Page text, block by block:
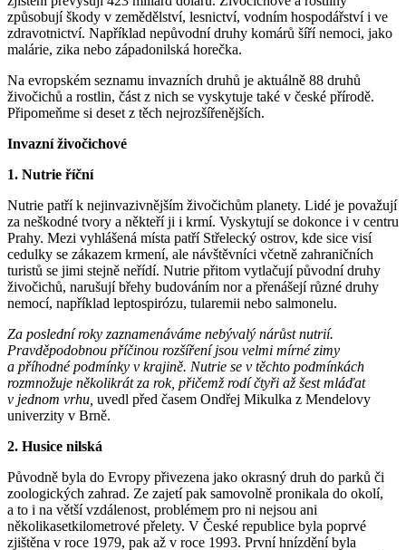
způsobují škody v zemědělství, lesnictví, vodním hospodářství i ve
zdravotnictví. Například nepůvodní druhy komárů šíří nemoci, jako
malárie, zika nebo západonilská horečka.
Na evropském seznamu invazních druhů je aktuálně 88 druhů
živočichů a rostlin, část z nich se vyskytuje také v české přírodě.
Připomeňme si deset z těch nejrozšířenějších.
Invazní živočichové
1. Nutrie říční
Nutrie patří k nejinvazivnějším živočichům planety. Lidé je považují
za neškodné tvory a někteří ji i krmí. Vyskytují se dokonce i v centru
Prahy. Mezi vyhlášená místa patří Střelecký ostrov, kde sice visí
cedulky se zákazem krmení, ale návštěvníci včetně zahraničních
turistů se jimi stejně neřídí. Nutrie přitom vytlačují původní druhy
živočichů, narušují břehy budováním nor a přenášejí různé druhy
nemocí, například leptospirózu, tularemii nebo salmonelu.
Za poslední roky zaznamenáváme nebývalý nárůst nutrií.
Pravděpodobnou příčinou rozšíření jsou velmi mírné zimy
a příhodné podmínky v krajině. Nutrie se v těchto podmínkách
rozmnožuje několikrát za rok, přičemž rodí čtyři až šest mláďat
v jednom vrhu, uvedl před časem Ondřej Mikulka z Mendelovy
univerzity v Brně.
2. Husice nilská
Původně byla do Evropy přivezena jako okrasný druh do parků či
zoologických zahrad. Ze zajetí pak samovolně pronikala do okolí,
a to i na větší vzdálenost, problémem pro ni nejsou ani
několikasetkilometrové přelety. V České republice byla poprvé
zjištěna v roce 1979, pak až v roce 1993. První hnízdění byla